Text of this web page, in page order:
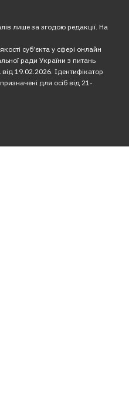
лише за згодою редакції. На
суб’єкта у сфері онлайн
ради України з питань
19.02.2026. Ідентифікатор
для осіб від 21-